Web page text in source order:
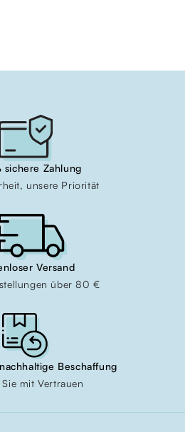
sichere Zahlung
unsere Priorität
Versand
über 80 €
Beschaffung
mit Vertrauen